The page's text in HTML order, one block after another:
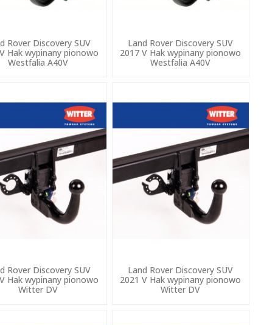
Rover Discovery SUV
Hak wypinany pionowo
Westfalia A40V
Land Rover Discovery SUV
2017 V Hak wypinany pionowo
Westfalia A40V
Rover Discovery SUV
Hak wypinany pionowo
Witter DV
Land Rover Discovery SUV
2021 V Hak wypinany pionowo
Witter DV